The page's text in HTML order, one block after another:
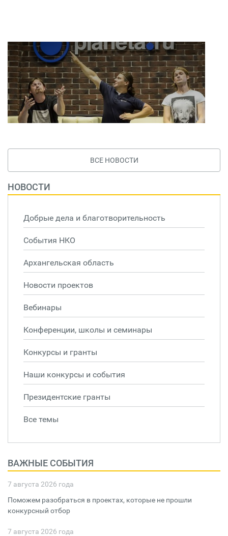
ВСЕ НОВОСТИ
НОВОСТИ
Добрые дела и благотворительность
События НКО
Архангельская область
Новости проектов
Вебинары
Конференции, школы и семинары
Конкурсы и гранты
Наши конкурсы и события
Президентские гранты
Все темы
ВАЖНЫЕ СОБЫТИЯ
7 августа 2026 года
Поможем разобраться в проектах, которые не прошли
конкурсный отбор
7 августа 2026 года